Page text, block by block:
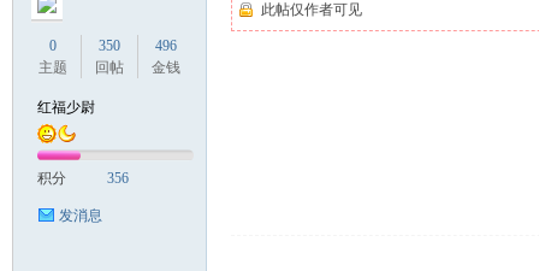
0
主题
350
回帖
496
金钱
红福少尉
积分 356
发消息
此帖仅作者可见